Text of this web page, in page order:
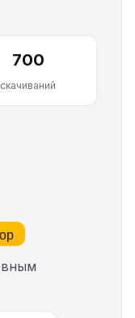
700
скачиваний